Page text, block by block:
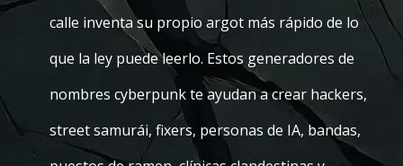
calle inventa su propio argot más rápido de lo
que la ley puede leerlo. Estos generadores de
nombres cyberpunk te ayudan a crear hackers,
street samurái, fixers, personas de IA, bandas,